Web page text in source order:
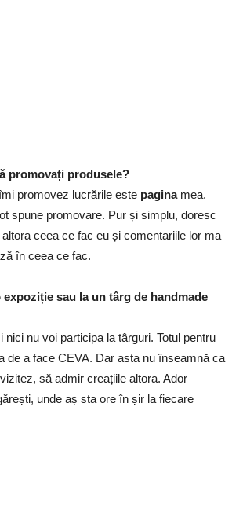
promovați produsele?
promovez lucrările este paginamea.
spune promovare. Pur și simplu, doresc
ceea ce fac eu și comentariile lor ma
în ceea ce fac.
sau la un târg de handmade
nici nu voi participa la târguri. Totul pentru
de a face CEVA. Dar asta nu înseamnă ca
să admir creațiile altora. Ador
unde aș sta ore în șir la fiecare